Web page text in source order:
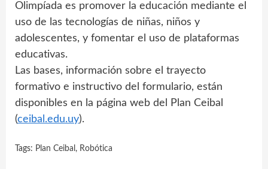
Olimpíada es promover la educación mediante el
uso de las tecnologías de niñas, niños y
adolescentes, y fomentar el uso de plataformas
educativas.
Las bases, información sobre el trayecto
formativo e instructivo del formulario, están
disponibles en la página web del Plan Ceibal
(ceibal.edu.uy).
Tags: Plan Ceibal , Robótica